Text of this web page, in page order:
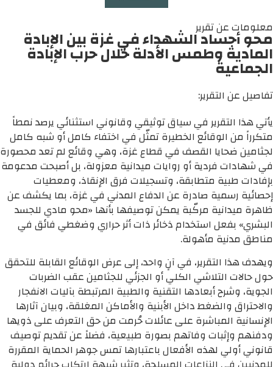
معلومات عن تقرير
محو أجساد الشهداء في غزة بين الإبادة
المادية وطمس الأدلة خلال حرب الإبادة
الجماعية
تفاصيل عن التقرير:
يأتي هذا التقرير في سياق توثيقي وقانوني استثنائي يرصد نمطاً
متكرراً من الوقائع الخطيرة تمثّل في اختفاء كامل أو شبه كامل
لجثامين ضحايا القصف في قطاع غزة، وهي وقائع لم تعد محصورة
في شهادات فردية أو روايات ميدانية معزولة، بل أصبحت مدعومة
بإفادات طبية متطابقة، وتسجيلات فرق الإنقاذ، ومعطيات
إحصائية رسمية صادرة عن الدفاع المدني في غزة، بما يكشف عن
ظاهرة ميدانية مركّبة يمكن توصيفها بأنها «محو مادي للجسد
البشري» بفعل استخدام ذخائر ذات أثر حراري وضغطي فائق في
مناطق مدنية مأهولة.
ويهدف هذا التقرير، في آنٍ واحد، إلى عرض الوقائع القابلة للتحقق
حول حالات التلاشي الكلي أو الجزئي للجثامين عقب الضربات
الجوية، وشرح أبعادها التقنية والطبية المرتبطة بآليات الانفجار
والاحتراق والضغط داخل الأبنية والأماكن المغلقة، وبيان آثارها
الإنسانية المباشرة على عائلات حُرمت من حق التعرف على ذويها
ودفنهم وإثبات وفاتهم بصورة طبيعية، فضلاً عن تقديم توصيف
قانوني أولي لهذه الأفعال باعتبارها تمس جوهر الحماية المقررة